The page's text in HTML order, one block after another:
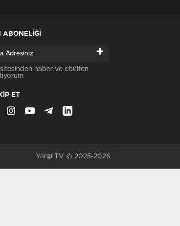
ABONELİĞİ
+
haber ve ebülten
ET
Yargı TV © 2025-2026